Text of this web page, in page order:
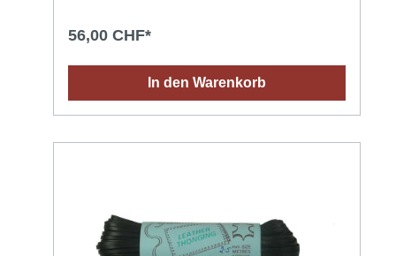
56,00 CHF*
In den Warenkorb